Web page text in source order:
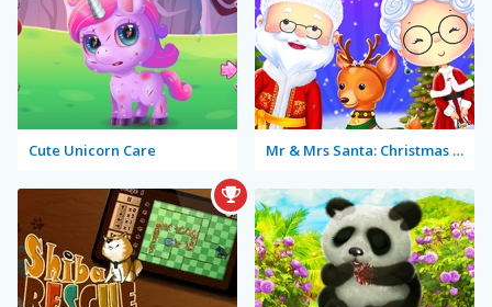
Cute Unicorn Care Mr & Mrs Santa: Christmas Adventure